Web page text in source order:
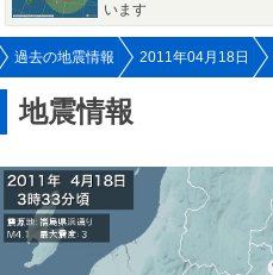
います
過去の地震情報 2011年04月18日
地震情報